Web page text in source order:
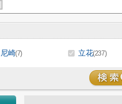
尼崎(7) 立花(237)